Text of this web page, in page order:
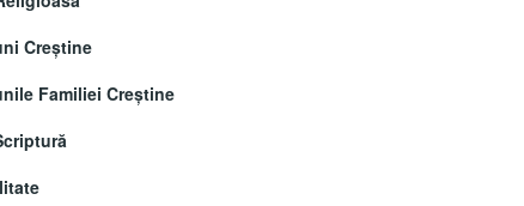
Creştine
Familiei Creștine